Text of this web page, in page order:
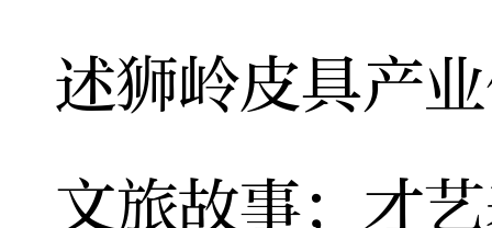
述狮岭皮具产
文旅故事；才